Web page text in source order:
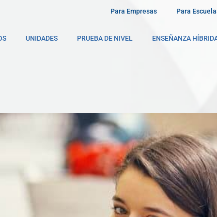
Para Empresas Para
UNIDADES PRUEBA DE NIVEL ENSEÑANZA